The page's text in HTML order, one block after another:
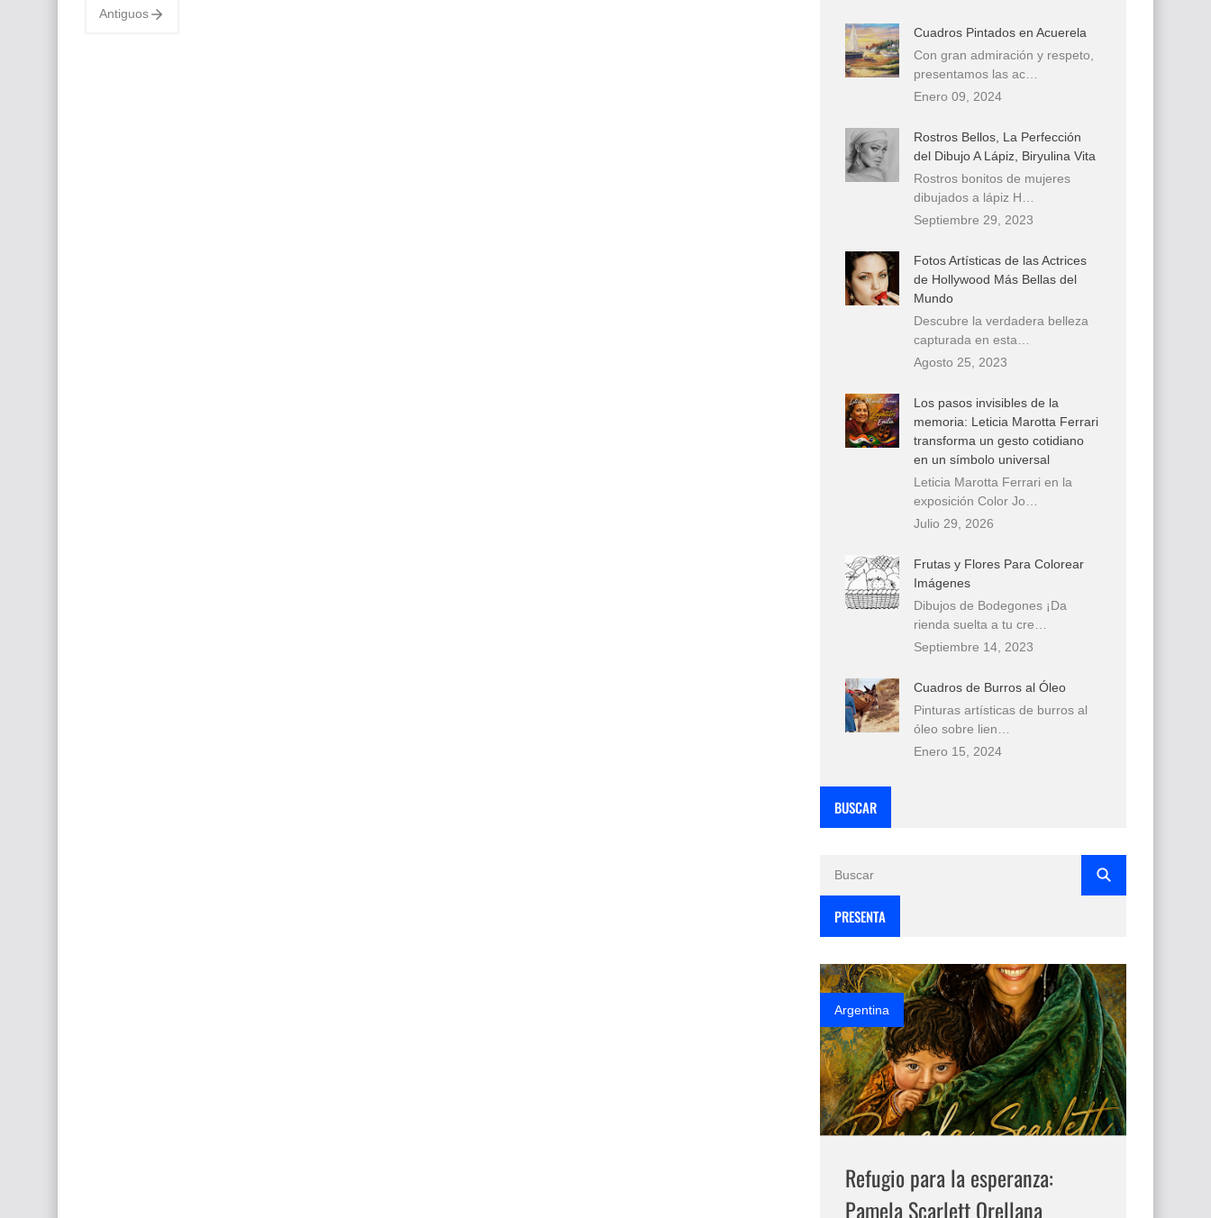
Antiguos
Cuadros Pintados en Acuerela
Con gran admiración y respeto,
presentamos las ac…
Enero 09, 2024
Rostros Bellos, La Perfección
del Dibujo A Lápiz, Biryulina Vita
Rostros bonitos de mujeres
dibujados a lápiz H…
Septiembre 29, 2023
Fotos Artísticas de las Actrices
de Hollywood Más Bellas del
Mundo
Descubre la verdadera belleza
capturada en esta…
Agosto 25, 2023
Los pasos invisibles de la
memoria: Leticia Marotta Ferrari
transforma un gesto cotidiano
en un símbolo universal
Leticia Marotta Ferrari en la
exposición Color Jo…
Julio 29, 2026
Frutas y Flores Para Colorear
Imágenes
Dibujos de Bodegones ¡Da
rienda suelta a tu cre…
Septiembre 14, 2023
Cuadros de Burros al Óleo
Pinturas artísticas de burros al
óleo sobre lien…
Enero 15, 2024
BUSCAR
PRESENTA
Argentina
Refugio para la esperanza:
Pamela Scarlett Orellana